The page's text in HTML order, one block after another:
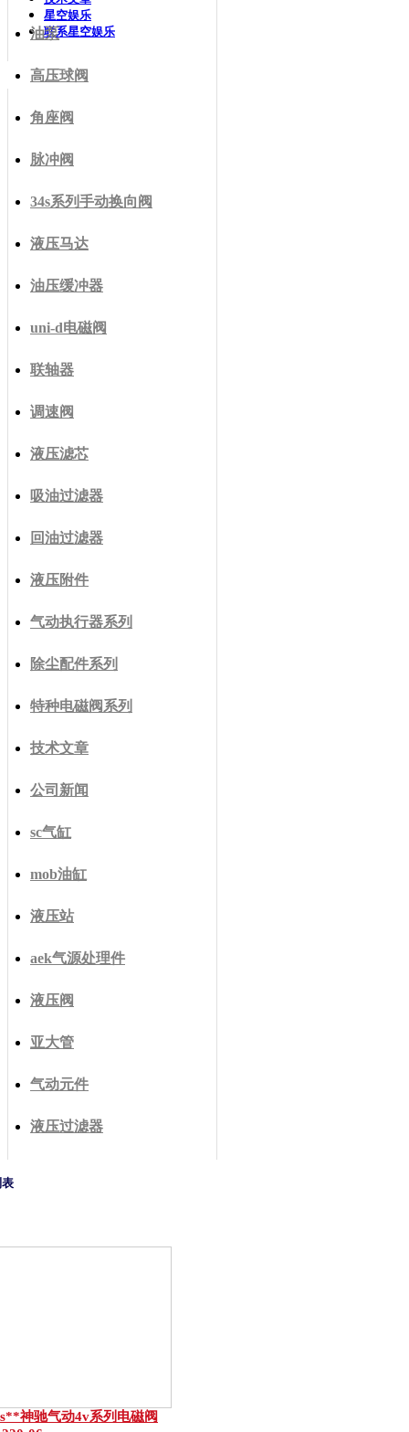
星空娱乐
联系星空娱乐
油泵
高压球阀
角座阀
脉冲阀
34s系列手动换向阀
液压马达
油压缓冲器
uni-d电磁阀
联轴器
调速阀
液压滤芯
吸油过滤器
回油过滤器
液压附件
气动执行器系列
除尘配件系列
特种电磁阀系列
技术文章
公司新闻
sc气缸
mob油缸
液压站
aek气源处理件
液压阀
亚大管
气动元件
液压过滤器
神驰气动4v系列电磁阀